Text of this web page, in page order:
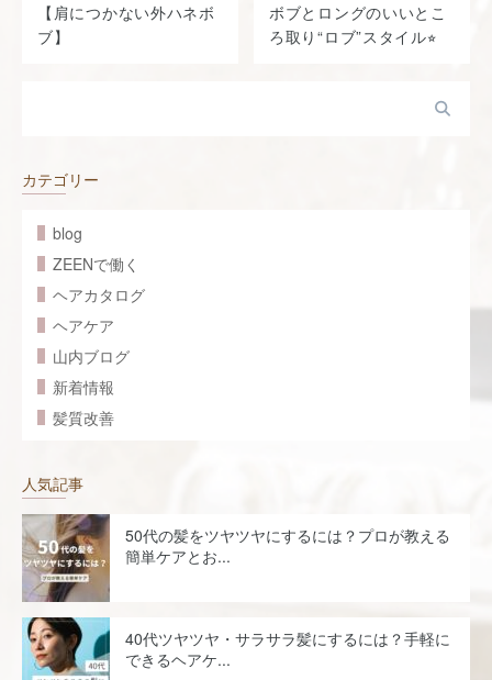
【肩につかない外ハネボ
ブ】
ボブとロングのいいとこ
ろ取り“ロブ”スタイル⭐︎
カテゴリー
blog
ZEENで働く
ヘアカタログ
ヘアケア
山内ブログ
新着情報
髪質改善
人気記事
50代の髪をツヤツヤにするには？プロが教える
簡単ケアとお...
40代ツヤツヤ・サラサラ髪にするには？手軽に
できるヘアケ...